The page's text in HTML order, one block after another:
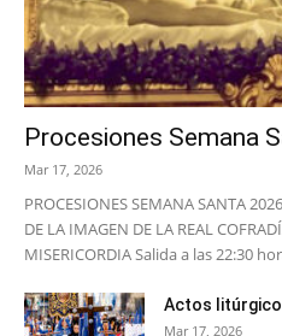
Procesiones Semana
Mar 17, 2026
PROCESIONES SEMANA SANTA
DE LA IMAGEN DE LA REAL
MISERICORDIA Salida a las 22:30
Actos
Mar 17, 2026